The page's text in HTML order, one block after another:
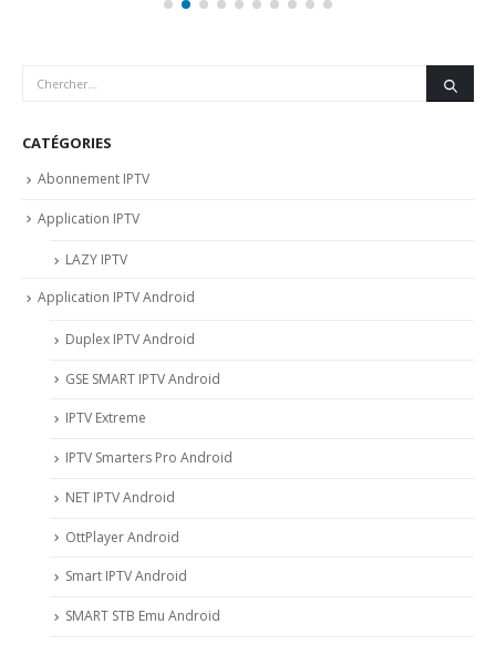
CATÉGORIES
Abonnement IPTV
Application IPTV
LAZY IPTV
Application IPTV Android
Duplex IPTV Android
GSE SMART IPTV Android
IPTV Extreme
IPTV Smarters Pro Android
NET IPTV Android
OttPlayer Android
Smart IPTV Android
SMART STB Emu Android